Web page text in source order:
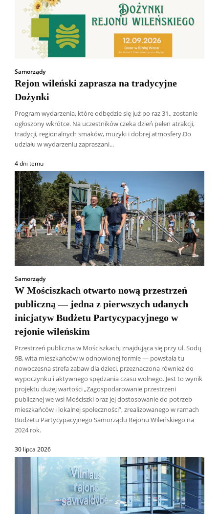
Samorządy
Rejon wileński zaprasza na tradycyjne
Dożynki
Program wydarzenia, które odbędzie się już po raz 31., zostanie
ogłoszony wkrótce. Na uczestników czeka dzień pełen atrakcji,
tradycji, regionalnych smaków, muzyki i dobrej atmosfery.Do
udziału w wydarzeniu zapraszani...
4 dni temu
Samorządy
W Mościszkach otwarto nową przestrzeń
publiczną — jedna z pierwszych udanych
inicjatyw Budżetu Partycypacyjnego w
rejonie wileńskim
Przestrzeń publiczna w Mościszkach, znajdująca się przy ul. Sodų
9B, wita mieszkańców w odnowionej formie — powstała tu
nowoczesna strefa zabaw dla dzieci, przeznaczona również do
wypoczynku i aktywnego spędzania czasu wolnego. Jest to wynik
projektu dużej wartości „Zagospodarowanie przestrzeni
publicznej we wsi Mościszki oraz jej dostosowanie do potrzeb
mieszkańców i lokalnej społeczności”, zrealizowanego w ramach
Budżetu Partycypacyjnego Samorządu Rejonu Wileńskiego na
2024 rok.
30 lipca 2026